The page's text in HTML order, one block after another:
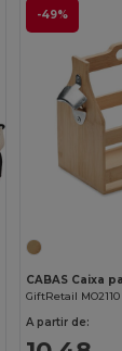
-49%
GiftRetail MO2110
A partir de: